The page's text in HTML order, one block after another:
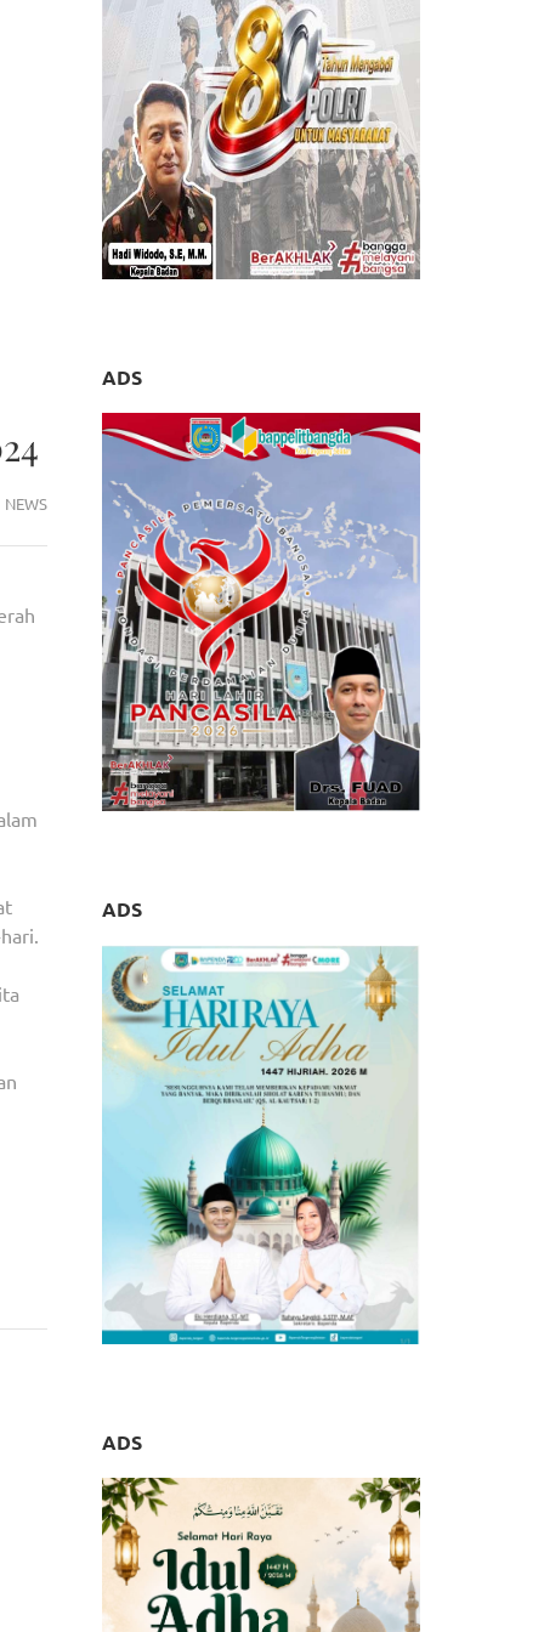
NEWS
ADS
ADS
ADS